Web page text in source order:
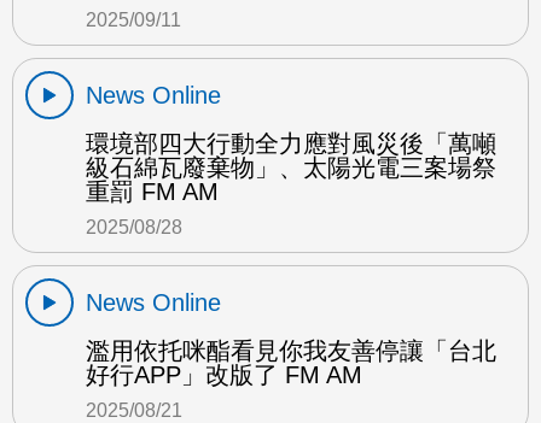
2025/09/11
News Online
環境部四大行動全力應對風災後「萬噸
級石綿瓦廢棄物」、太陽光電三案場祭
重罰 FM AM
2025/08/28
News Online
濫用依托咪酯看見你我友善停讓「台北
好行APP」改版了 FM AM
2025/08/21